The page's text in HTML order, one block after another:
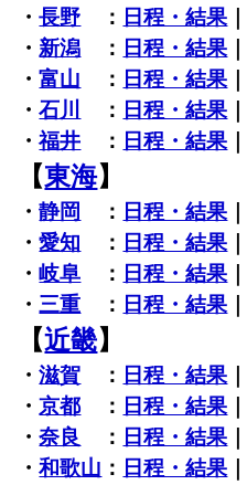
・長野 ： 日程・結果
・ 新潟 ： 日程・結果
・富山 ： 日程・結果
・石川 ： 日程・結果
・福井 ： 日程・結果
【東海】
・静岡 ： 日程・結果
・愛知 ： 日程・結果
・岐阜 ： 日程・結果
・ 三重 ： 日程・結果
【近畿】
・滋賀 ： 日程・結果
・京都 ： 日程・結果
・奈良 ： 日程・結果
・和歌山 ： 日程・結果